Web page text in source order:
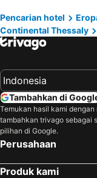
Nafplio,
Kamari, Aegean
Pencarian hotel
Continental Thessaly
Tambahkan di
Temukan hasil kami dengan
tambahkan trivago sebagai
pilihan di Google.
Perusahaan
Produk kami